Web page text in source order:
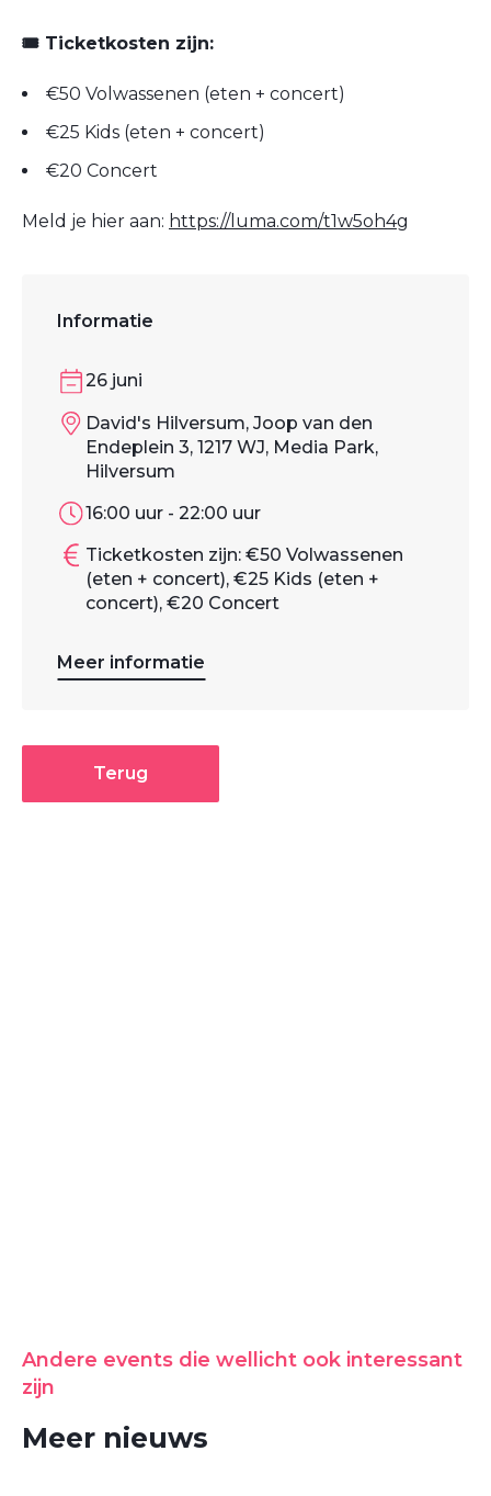
🎟️ Ticketkosten zijn:
€50 Volwassenen (eten + concert)
€25 Kids (eten + concert)
€20 Concert
Meld je hier aan: https://luma.com/t1w5oh4g
Informatie
26 juni
David's Hilversum, Joop van den
Endeplein 3, 1217 WJ, Media Park,
Hilversum
16:00 uur - 22:00 uur
Ticketkosten zijn: €50 Volwassenen
(eten + concert), €25 Kids (eten +
concert), €20 Concert
Meer informatie
Terug
Andere events die wellicht ook interessant
zijn
Meer nieuws